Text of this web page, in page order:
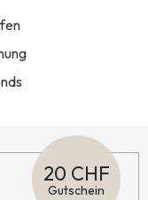
20 CHF
Gutschein